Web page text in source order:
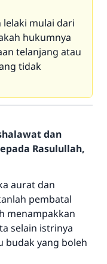
mulai dari
hukumnya
telanjang atau
tidak
dan
Rasulullah,
aurat dan
pembatal
menampakkan
selain istrinya
budak yang boleh
untuk umat